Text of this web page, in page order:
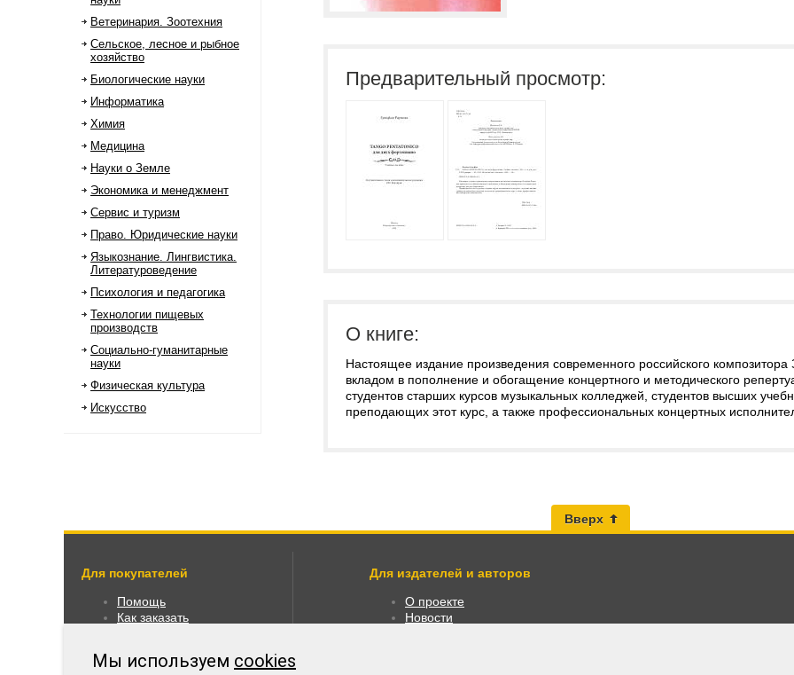
Ветеринария. Зоотехния
Сельское, лесное и рыбное
хозяйство
Биологические науки
Информатика
Химия
Медицина
Науки о Земле
Экономика и менеджмент
Сервис и туризм
Право. Юридические науки
Языкознание. Лингвистика.
Литературоведение
Психология и педагогика
Технологии пищевых
производств
Социально-гуманитарные
науки
Физическая культура
Искусство
Предварительный просмотр:
О книге:
Настоящее издание произведения современного российского
вкладом в пополнение и обогащение концертного и методического
студентов старших курсов музыкальных колледжей, студентов высших
преподающих этот курс, а также профессиональных концертных
Вверх
Для покупателей
Помощь
Как заказать
Оплата
Для издателей и авторов
О проекте
Новости
Мы используем cookies